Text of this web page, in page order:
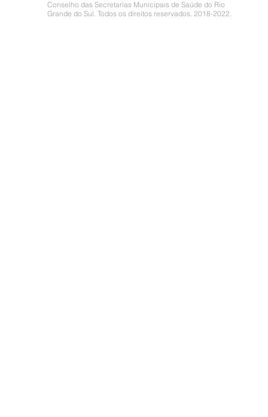
Conselho das Secretarias Municipais de Saúde do Rio
Grande do Sul. Todos os direitos reservados. 2018-2022.